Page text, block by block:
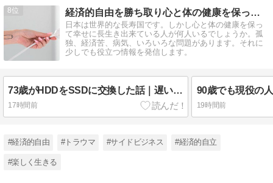
8 経済的自由を勝ち取り心と体の健康を保って幸せに長生きする方法
日本は世界的な長寿国です。しかし心と体の健康を保っ
て幸せに長生き出来ている人が何人いるでしょうか。孤
独、経済苦、病気、いろいろな問題があります。それに
少しでも役立つ情報を発信します。
73歳がHDDをSSDに交換した話｜遅いパソコンが劇的に速くなった
17時間前 19時間前
#経済的自由 #トラウマ #サイドビジネス #経済的自立
#楽しく生きる